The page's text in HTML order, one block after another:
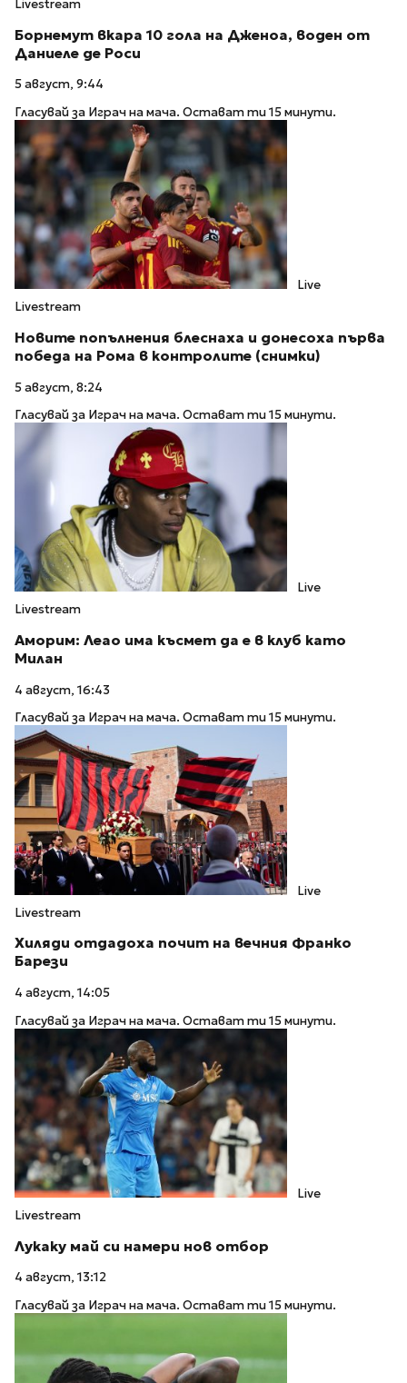
Livestream
Борнемут вкара 10 гола на Дженоа, воден от
Даниеле де Роси
5 август, 9:44
Гласувай за Играч на мача. Остават ти 15 минути.
Live
Livestream
Новите попълнения блеснаха и донесоха първа
победа на Рома в контролите (снимки)
5 август, 8:24
Гласувай за Играч на мача. Остават ти 15 минути.
Live
Livestream
Аморим: Леао има късмет да е в клуб като
Милан
4 август, 16:43
Гласувай за Играч на мача. Остават ти 15 минути.
Live
Livestream
Хиляди отдадоха почит на вечния Франко
Барези
4 август, 14:05
Гласувай за Играч на мача. Остават ти 15 минути.
Live
Livestream
Лукаку май си намери нов отбор
4 август, 13:12
Гласувай за Играч на мача. Остават ти 15 минути.